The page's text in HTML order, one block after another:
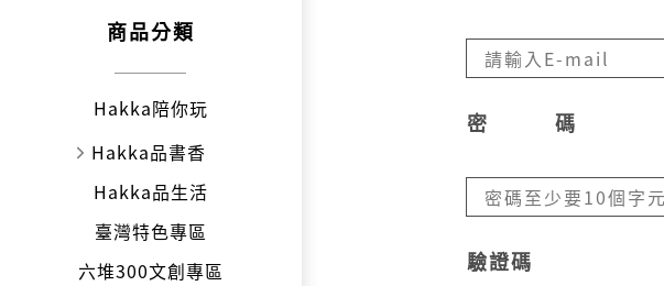
商品分類
Hakka陪你玩
Hakka品書香
Hakka品生活
臺灣特色專區
六堆300文創專區
密碼
驗證碼